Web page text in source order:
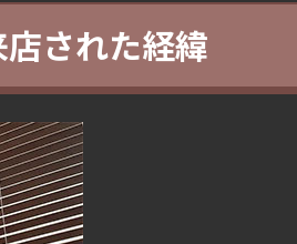
された経緯